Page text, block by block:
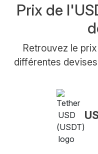
Prix de
Retrouvez le
différentes